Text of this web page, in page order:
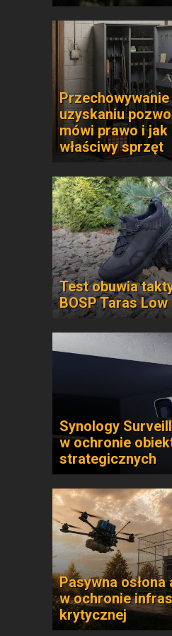
uzyskaniu
mówi prawo i jak
właściwy sprzęt
Test obuwia
BOSP Taras Low
Synology
w ochronie
strategicznych
Pasywna
w ochronie
krytycznej